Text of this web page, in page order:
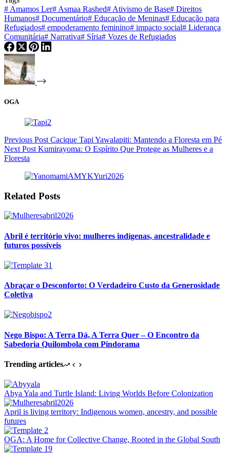
# Amamos Ler# Asmaa Rashed# Ativismo de Base# Direitos
Humanos# Documentário# Educação de Meninas# Educação para
Refugiados# empoderamento feminino# impacto social# Liderança
Comunitária# Narrativa# Síria# Vozes de Refugiados
OGA
Previous Post Cacique Tapi Yawalapiti: Mantendo a Floresta em Pé
Next Post Kumirayoma: O Espírito Que Protege as Mulheres e a
Floresta
Related Posts
Abril é território vivo: mulheres indígenas, ancestralidade e
futuros possíveis
Abraçar o Desconforto: O Verdadeiro Custo da Generosidade
Coletiva
Nego Bispo: A Terra Dá, A Terra Quer – O Encontro da
Sabedoria Quilombola com Pindorama
Trending articles
Abya Yala and Turtle Island: Living Worlds Before Colonization
April is living territory: Indigenous women, ancestry, and possible
futures
OGA: A Home for Collective Change, Rooted in the Global South